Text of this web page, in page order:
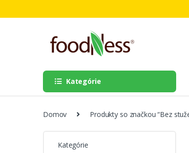
Kategórie
Domov Produkty so značkou “Bez
Kategórie